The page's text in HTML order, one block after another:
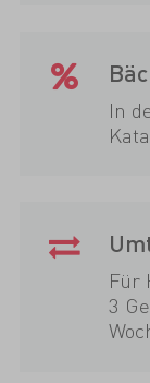
In
Für
3